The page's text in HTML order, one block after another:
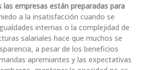
las empresas están preparadas para
a la insatisfacción cuando se
internas o la complejidad de
salariales hace que muchos se
a pesar de los beneficios
apremiantes y las expectativas